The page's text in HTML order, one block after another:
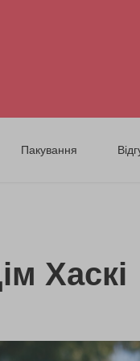
Пакування
Хаскі